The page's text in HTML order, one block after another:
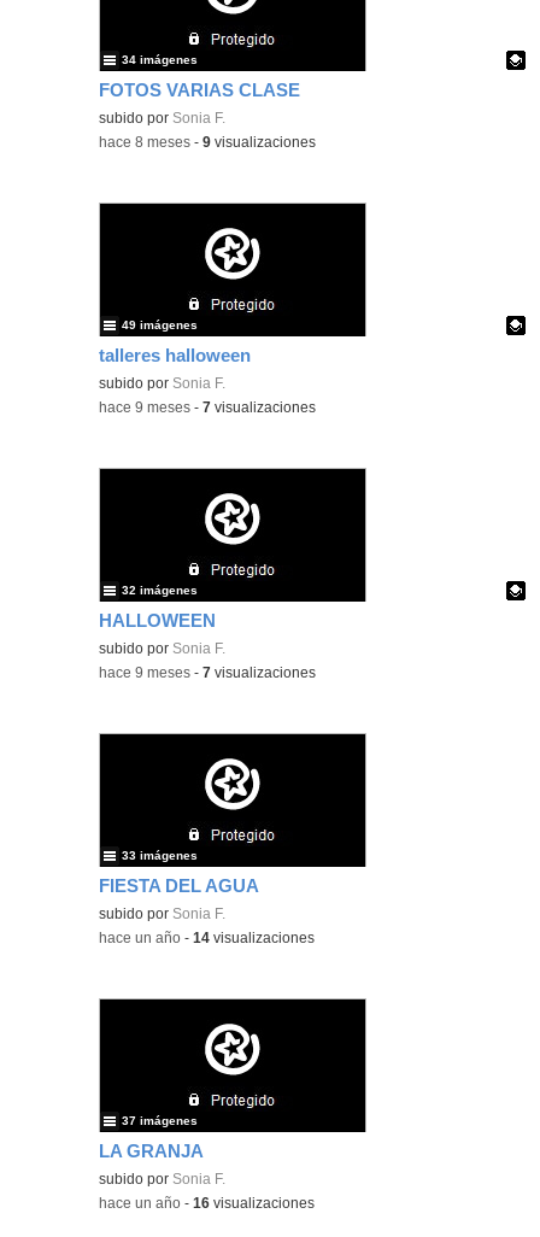
FOTOS VARIAS CLASE
Contenido educativo.
subido por Sonia F.
34 imágenes
-hace 8 meses -9 visualizaciones
talleres halloween
Contenido educativo.
subido por Sonia F.
49 imágenes
-hace 9 meses -7 visualizaciones
HALLOWEEN
Contenido educativo.
subido por Sonia F.
32 imágenes
-hace 9 meses -7 visualizaciones
FIESTA DEL AGUA
subido por Sonia F.
33 imágenes
-hace un año -14 visualizaciones
LA GRANJA
subido por Sonia F.
37 imágenes
-hace un año -16 visualizaciones